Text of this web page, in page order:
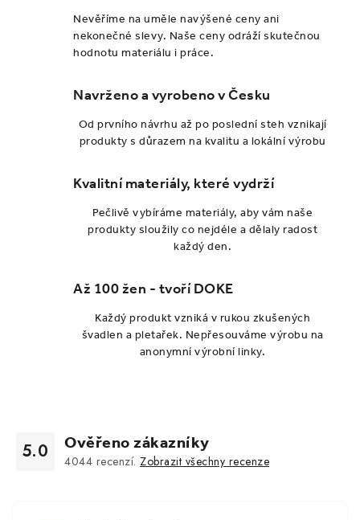
Nevěříme na uměle navýšené ceny ani
nekonečné slevy. Naše ceny odráží skutečnou
hodnotu materiálu i práce.
Navrženo a vyrobeno v Česku
Od prvního návrhu až po poslední steh vznikají
produkty s důrazem na kvalitu a lokální výrobu
Kvalitní materiály, které vydrží
Pečlivě vybíráme materiály, aby vám naše
produkty sloužily co nejdéle a dělaly radost
každý den.
Až 100 žen - tvoří DOKE
Každý produkt vzniká v rukou zkušených
švadlen a pletařek. Nepřesouváme výrobu na
anonymní výrobní linky.
5.0 Ověřeno zákazníky
4044 recenzí. Zobrazit všechny recenze